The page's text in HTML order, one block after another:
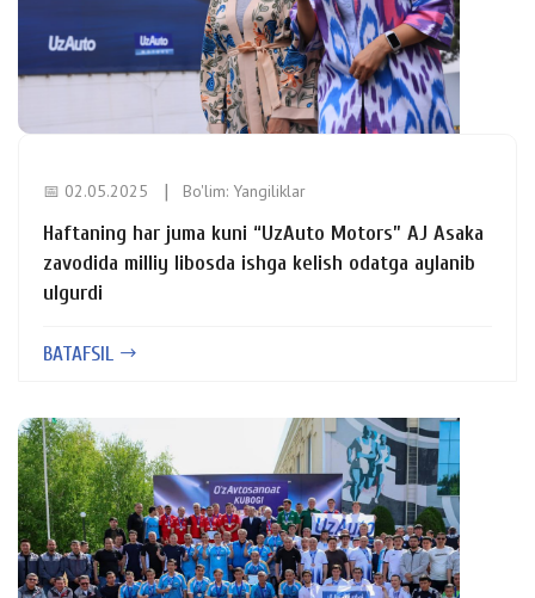
📅 02.05.2025 Bo'lim: Yangiliklar
Haftaning har juma kuni “UzAuto Motors” AJ Asaka
zavodida milliy libosda ishga kelish odatga aylanib
ulgurdi
BATAFSIL